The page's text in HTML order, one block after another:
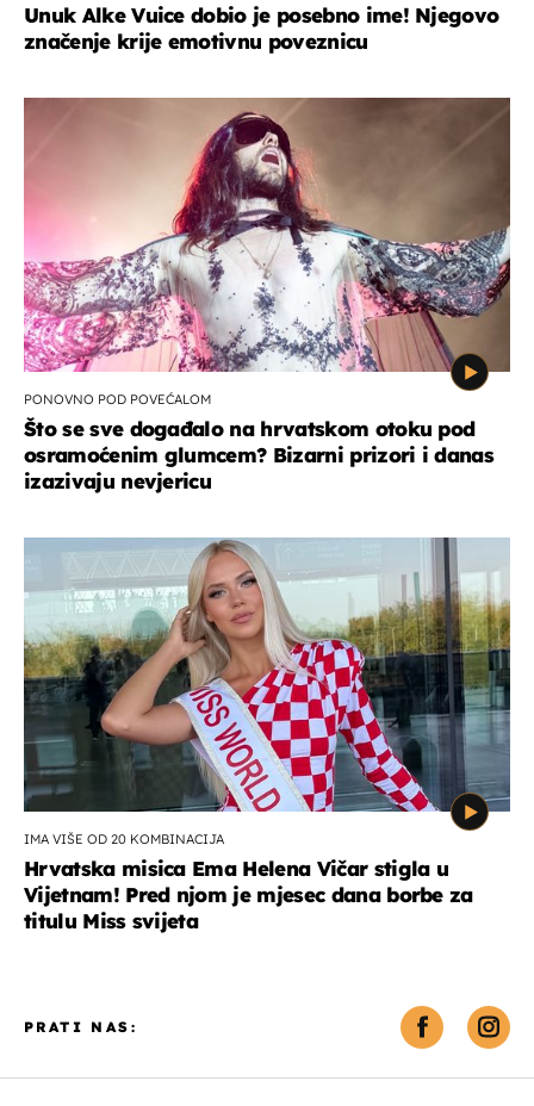
Unuk Alke Vuice dobio je posebno ime! Njegovo
značenje krije emotivnu poveznicu
PONOVNO POD POVEĆALOM
Što se sve događalo na hrvatskom otoku pod
osramoćenim glumcem? Bizarni prizori i danas
izazivaju nevjericu
IMA VIŠE OD 20 KOMBINACIJA
Hrvatska misica Ema Helena Vičar stigla u
Vijetnam! Pred njom je mjesec dana borbe za
titulu Miss svijeta
PRATI NAS: